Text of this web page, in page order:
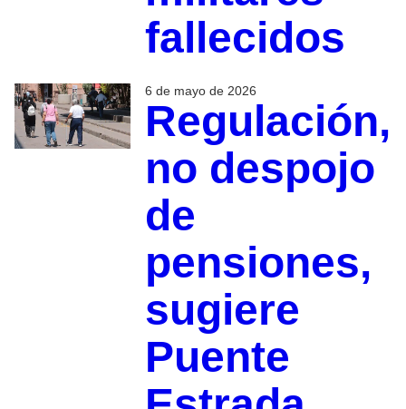
fallecidos
6 de mayo de 2026
Regulación,
no despojo
de
pensiones,
sugiere
Puente